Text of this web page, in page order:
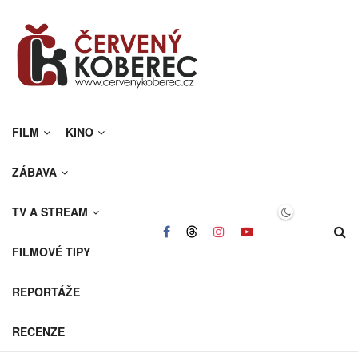
FILM KINO
ZÁBAVA
TV A STREAM
FILMOVÉ TIPY
REPORTÁŽE
RECENZE